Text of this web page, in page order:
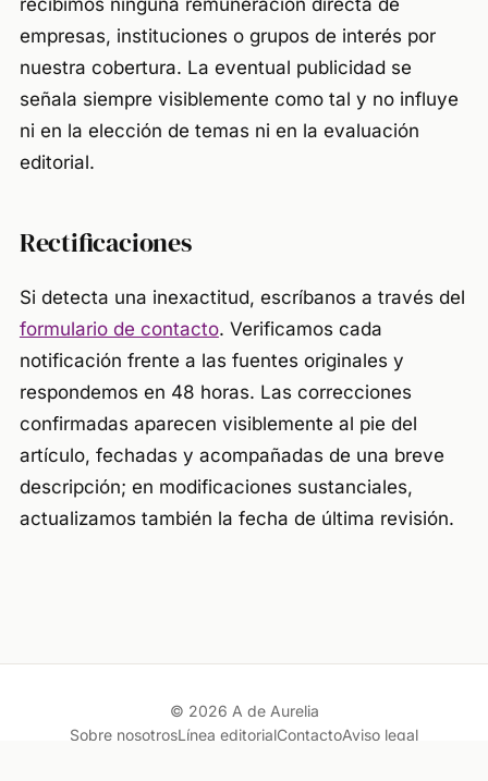
recibimos ninguna remuneración directa de
empresas, instituciones o grupos de interés por
nuestra cobertura. La eventual publicidad se
señala siempre visiblemente como tal y no influye
ni en la elección de temas ni en la evaluación
editorial.
Rectificaciones
Si detecta una inexactitud, escríbanos a través del
formulario de contacto. Verificamos cada
notificación frente a las fuentes originales y
respondemos en 48 horas. Las correcciones
confirmadas aparecen visiblemente al pie del
artículo, fechadas y acompañadas de una breve
descripción; en modificaciones sustanciales,
actualizamos también la fecha de última revisión.
© 2026 A de Aurelia
Sobre nosotrosLínea editorialContactoAviso legal